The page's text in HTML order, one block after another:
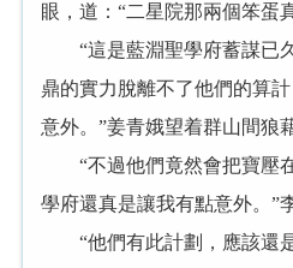
眼，道：“二星院那兩個笨蛋
“這是藍淵聖學府蓄謀已
鼎的實力脫離不了他們的算
意外。”姜青娥望着群山間狼
“不過他們竟然會把寶壓
學府還真是讓我有點意外。”
“他們有此計劃，應該還